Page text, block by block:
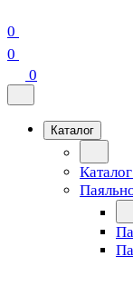
0
0
0
Каталог
Каталог